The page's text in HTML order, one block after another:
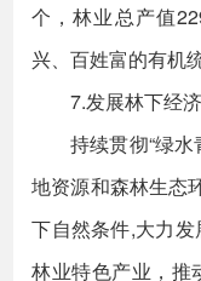
个，林业总产值
兴、百姓富的有机
7.发展林下经济
持续贯彻“绿水
地资源和森林生态
下自然条件,大力
林业特色产业，推